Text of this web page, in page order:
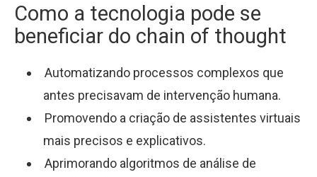
Como a tecnologia pode se
beneficiar do chain of thought
Automatizando processos complexos que
antes precisavam de intervenção humana.
Promovendo a criação de assistentes virtuais
mais precisos e explicativos.
Aprimorando algoritmos de análise de